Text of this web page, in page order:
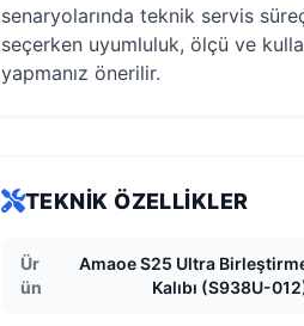
senaryolarında teknik servis
seçerken uyumluluk, ölçü ve
yapmanız önerilir.
TEKNIK ÖZELLIKLER
Ür
ün
Amaoe S25 Ultra
Kalıbı (S938U-